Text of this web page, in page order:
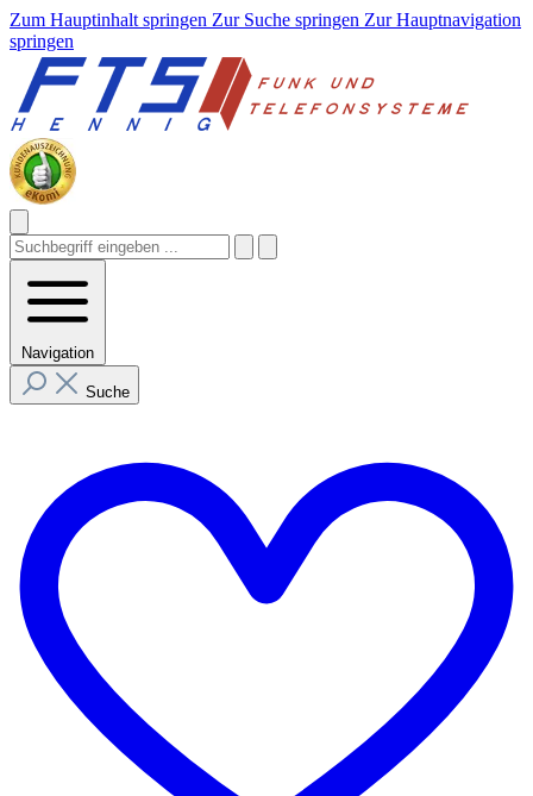
Zum Hauptinhalt springen Zur Suche springen Zur Hauptnavigation
springen
Navigation
Suche